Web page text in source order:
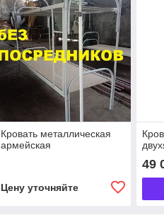
Кровать металлическая
армейская
Цену уточняйте
49